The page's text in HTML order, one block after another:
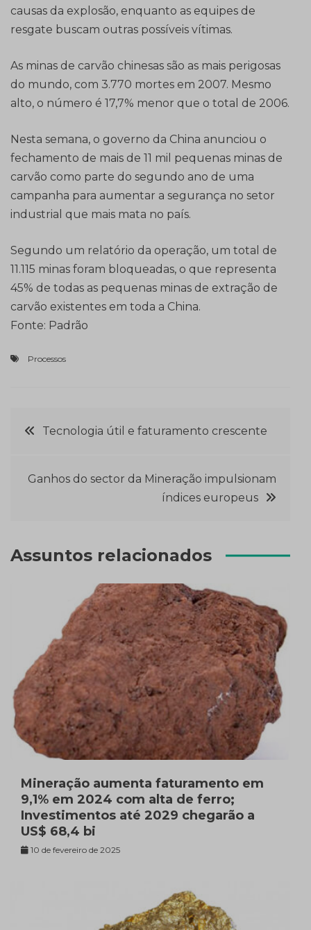
causas da explosão, enquanto as equipes de
resgate buscam outras possíveis vítimas.
As minas de carvão chinesas são as mais perigosas
do mundo, com 3.770 mortes em 2007. Mesmo
alto, o número é 17,7% menor que o total de 2006.
Nesta semana, o governo da China anunciou o
fechamento de mais de 11 mil pequenas minas de
carvão como parte do segundo ano de uma
campanha para aumentar a segurança no setor
industrial que mais mata no país.
Segundo um relatório da operação, um total de
11.115 minas foram bloqueadas, o que representa
45% de todas as pequenas minas de extração de
carvão existentes em toda a China.
Fonte: Padrão
Processos
Navegação
Tecnologia útil e faturamento crescente
Ganhos do sector da Mineração impulsionam
índices europeus
Assuntos relacionados
Mineração aumenta faturamento em
9,1% em 2024 com alta de ferro;
Investimentos até 2029 chegarão a
US$ 68,4 bi
10 de fevereiro de 2025